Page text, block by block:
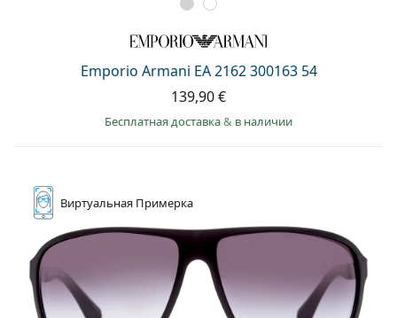
Emporio Armani EA 2162 300163 54
139,90 €
Бесплатная доставка& в наличии
Виртуальная Примерка